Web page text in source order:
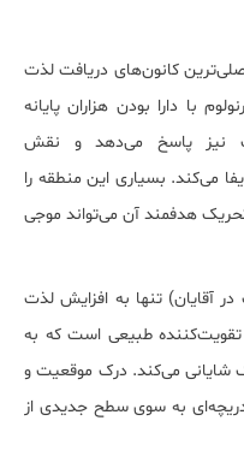
کانون‌های دریافت لذت
با دارا بودن هزاران پایانه
نیز پاسخ می‌دهد و نقش
می‌کند. بسیاری این منطقه را
هدفمند آن می‌تواند موجی
آقایان) تنها به افزایش لذت
طبیعی است که به
می‌کند. درک موقعیت و
به سوی سطح جدیدی از